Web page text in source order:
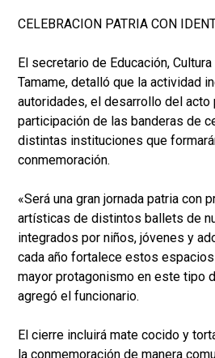
CELEBRACION PATRIA CON
El secretario de Educación,
Tamame, detalló que la actividad
autoridades, el desarrollo del acto
participación de las banderas de
distintas instituciones que
conmemoración.
«Será una gran jornada patria con
artísticas de distintos ballets de
integrados por niños, jóvenes y
cada año fortalece estos
mayor protagonismo en este tipo
agregó el funcionario.
El cierre incluirá mate cocido y
la conmemoración de manera